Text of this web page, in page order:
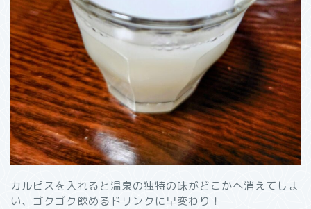
カルピスを入れると温泉の独特の味がどこかへ消えてしま
い、ゴクゴク飲めるドリンクに早変わり！